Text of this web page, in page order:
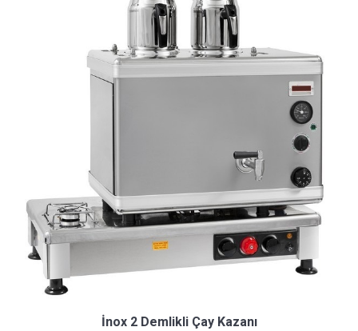
İnox 2 Demlikli Çay Kazanı